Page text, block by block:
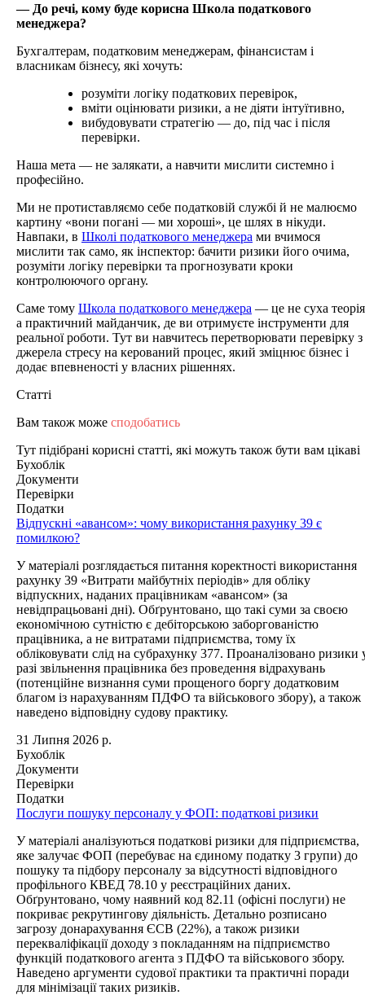
— До речі, кому буде корисна Школа податкового
менеджера?
Бухгалтерам, податковим менеджерам, фінансистам і
власникам бізнесу, які хочуть:
розуміти логіку податкових перевірок,
вміти оцінювати ризики, а не діяти інтуїтивно,
вибудовувати стратегію — до, під час і після
перевірки.
Наша мета — не залякати, а навчити мислити системно і
професійно.
Ми не протиставляємо себе податковій службі й не малюємо
картину «вони погані — ми хороші», це шлях в нікуди.
Навпаки, в Школі податкового менеджера ми вчимося
мислити так само, як інспектор: бачити ризики його очима,
розуміти логіку перевірки та прогнозувати кроки
контролюючого органу.
Саме тому Школа податкового менеджера — це не суха
а практичний майданчик, де ви отримуєте інструменти для
реальної роботи. Тут ви навчитесь перетворювати перевірку з
джерела стресу на керований процес, який зміцнює бізнес і
додає впевненості у власних рішеннях.
Статті
Вам також може сподобатись
Тут підібрані корисні статті, які можуть також бути вам цікаві
Бухоблік
Документи
Перевірки
Податки
Відпускні «авансом»: чому використання рахунку 39 є
помилкою?
У матеріалі розглядається питання коректності використання
рахунку 39 «Витрати майбутніх періодів» для обліку
відпускних, наданих працівникам «авансом» (за
невідпрацьовані дні). Обґрунтовано, що такі суми за своєю
економічною сутністю є дебіторською заборгованістю
працівника, а не витратами підприємства, тому їх
обліковувати слід на субрахунку 377. Проаналізовано ризики
разі звільнення працівника без проведення відрахувань
(потенційне визнання суми прощеного боргу додатковим
благом із нарахуванням ПДФО та військового збору), а також
наведено відповідну судову практику.
31 Липня 2026 р.
Бухоблік
Документи
Перевірки
Податки
Послуги пошуку персоналу у ФОП: податкові ризики
У матеріалі аналізуються податкові ризики для підприємства,
яке залучає ФОП (перебуває на єдиному податку 3 групи) до
пошуку та підбору персоналу за відсутності відповідного
профільного КВЕД 78.10 у реєстраційних даних.
Обґрунтовано, чому наявний код 82.11 (офісні послуги) не
покриває рекрутингову діяльність. Детально розписано
загрозу донарахування ЄСВ (22%), а також ризики
перекваліфікації доходу з покладанням на підприємство
функцій податкового агента з ПДФО та військового збору.
Наведено аргументи судової практики та практичні поради
для мінімізації таких ризиків.